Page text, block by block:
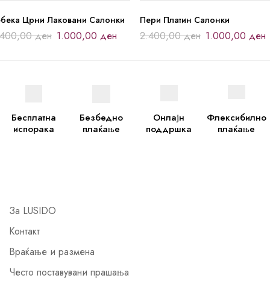
Црни Лаковани Салонки
ден 1.000,00 ден
Пери Платин Салонки
2.400,00ден 1.000,00 ден
Бесплатна
испорака
Безбедно
плаќање
Онлајн
поддршка
Флексибилно
плаќање
За LUSIDO
Контакт
Враќање и размена
Често поставувани прашања